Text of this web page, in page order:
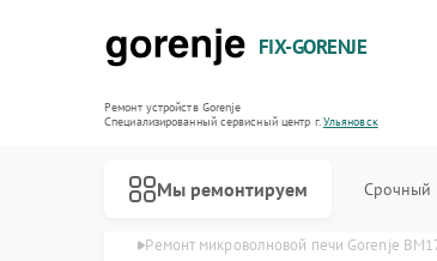
FIX-GORENJE
Ремонт устройств Gorenje
Специализированный cервисный центр г.Ульяновск
Мы ремонтируем Срочный
в Ульяновске Ремонт микроволновой печи Gorenje